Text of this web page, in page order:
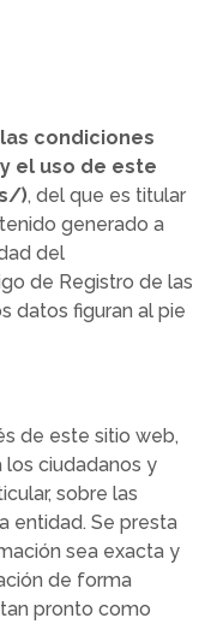
condiciones
el uso de este
), del que es titular
generado a
del
de Registro de las
datos figuran al pie
de este sitio web,
ciudadanos y
sobre las
entidad. Se presta
sea exacta y
de forma
pronto como